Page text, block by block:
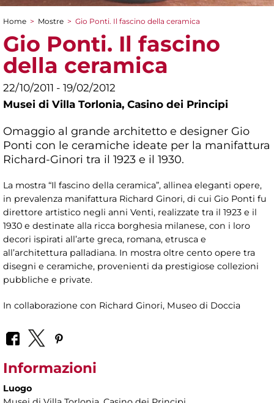
Tu sei qui
Home > Mostre > Gio Ponti. Il fascino della ceramica
Gio Ponti. Il fascino
della ceramica
22/10/2011 - 19/02/2012
Musei di Villa Torlonia, Casino dei Principi
Omaggio al grande architetto e designer Gio
Ponti con le ceramiche ideate per la manifattura
Richard-Ginori tra il 1923 e il 1930.
La mostra “Il fascino della ceramica”, allinea eleganti opere,
in prevalenza manifattura Richard Ginori, di cui Gio Ponti fu
direttore artistico negli anni Venti, realizzate tra il 1923 e il
1930 e destinate alla ricca borghesia milanese, con i loro
decori ispirati all’arte greca, romana, etrusca e
all’architettura palladiana. In mostra oltre cento opere tra
disegni e ceramiche, provenienti da prestigiose collezioni
pubbliche e private.
In collaborazione con Richard Ginori, Museo di Doccia
Informazioni
Luogo